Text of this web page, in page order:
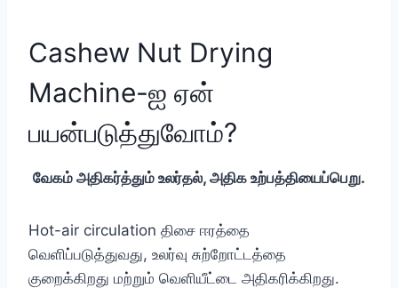
Cashew Nut Drying
Machine-ஐ ஏன்
பயன்படுத்துவோம்?
வேகம் அதிகர்த்தும் உலர்தல், அதிக உற்பத்தியைப்பெறு.
Hot-air circulation திசை ஈரத்தை
வெளிப்படுத்துவது, உலர்வு சுற்றோட்டத்தை
குறைக்கிறது மற்றும் வெளியீட்டை அதிகரிக்கிறது.